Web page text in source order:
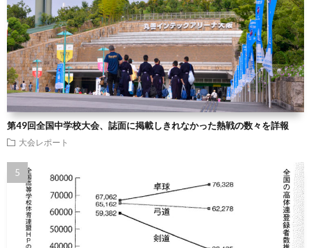
第49回全国中学校大会、誌面に掲載しきれなかった熱戦の数々を詳報
大会レポート